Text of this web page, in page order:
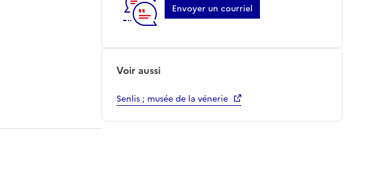
Envoyer un courriel
Voir aussi
Senlis ; musée de la vénerie